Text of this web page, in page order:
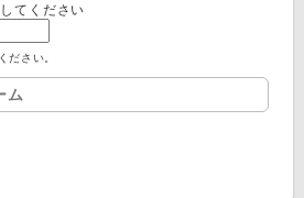
てください
ださい。